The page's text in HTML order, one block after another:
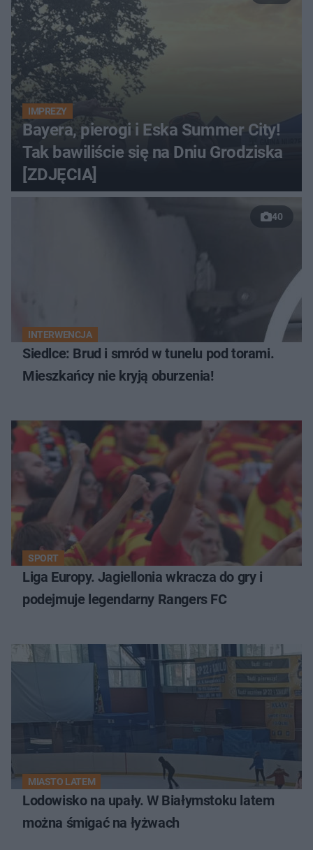
IMPREZY
Bayera, pierogi i Eska Summer City!
Tak bawiliście się na Dniu Grodziska
[ZDJĘCIA]
40
INTERWENCJA
Siedlce: Brud i smród w tunelu pod torami.
Mieszkańcy nie kryją oburzenia!
SPORT
Liga Europy. Jagiellonia wkracza do gry i
podejmuje legendarny Rangers FC
MIASTO LATEM
Lodowisko na upały. W Białymstoku latem
można śmigać na łyżwach